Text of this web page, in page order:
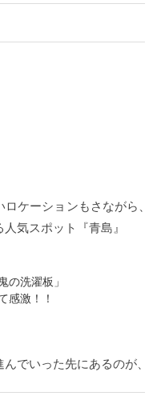
ケーションもさながら、
気スポット『青島』
の洗濯板」
感激！！
でいった先にあるのが、